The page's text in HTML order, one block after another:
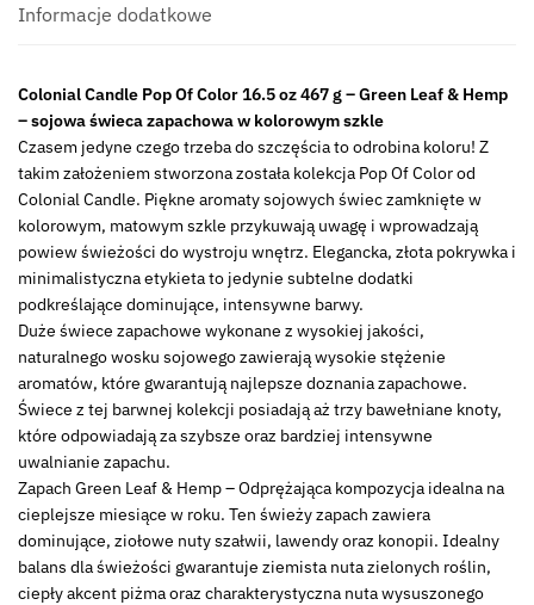
&
Pop
Of
Color
14.5
oz
Green
Leaf
&
Hemp
Informacje dodatkowe
Colonial Candle Pop Of Color 16.5 oz 467 g – Green Leaf & Hemp
– sojowa świeca zapachowa w kolorowym szkle
Czasem jedyne czego trzeba do szczęścia to odrobina koloru! Z
takim założeniem stworzona została kolekcja Pop Of Color od
Colonial Candle. Piękne aromaty sojowych świec zamknięte w
kolorowym, matowym szkle przykuwają uwagę i wprowadzają
powiew świeżości do wystroju wnętrz. Elegancka, złota pokrywka i
minimalistyczna etykieta to jedynie subtelne dodatki
podkreślające dominujące, intensywne barwy.
Duże świece zapachowe wykonane z wysokiej jakości,
naturalnego wosku sojowego zawierają wysokie stężenie
aromatów, które gwarantują najlepsze doznania zapachowe.
Świece z tej barwnej kolekcji posiadają aż trzy bawełniane knoty,
które odpowiadają za szybsze oraz bardziej intensywne
uwalnianie zapachu.
Zapach Green Leaf & Hemp – Odprężająca kompozycja idealna na
cieplejsze miesiące w roku. Ten świeży zapach zawiera
dominujące, ziołowe nuty szałwii, lawendy oraz konopii. Idealny
balans dla świeżości gwarantuje ziemista nuta zielonych roślin,
ciepły akcent piżma oraz charakterystyczna nuta wysuszonego